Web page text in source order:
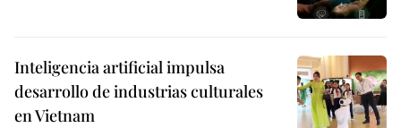
Inteligencia artificial impulsa
desarrollo de industrias culturales
en Vietnam